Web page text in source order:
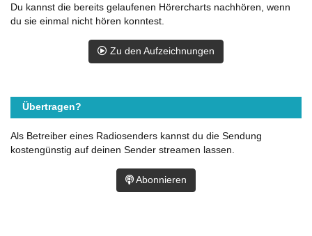
Du kannst die bereits gelaufenen Hörercharts nachhören, wenn
du sie einmal nicht hören konntest.
Zu den Aufzeichnungen
Übertragen?
Als Betreiber eines Radiosenders kannst du die Sendung
kostengünstig auf deinen Sender streamen lassen.
Abonnieren